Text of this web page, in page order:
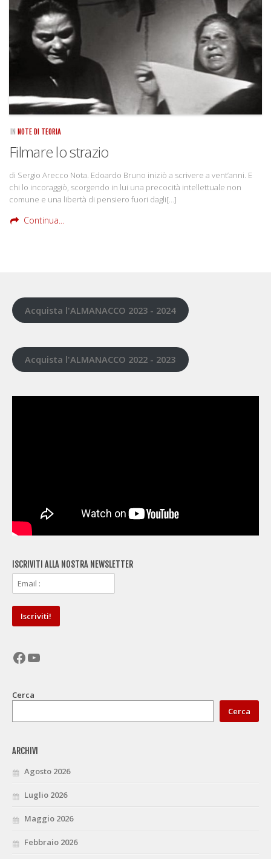
Copertine
Come eravamo
Mnemosyne
IN NOTE DI TEORIA
Filmare lo strazio
di Sergio Arecco Nota. Edoardo Bruno iniziò a scrivere a vent’anni. E
chi lo incoraggiò, scorgendo in lui una precocità intellettuale non
comune e una libertà di pensiero fuori dagli[…]
Continua...
Acquista l'ALMANACCO 2023 - 2024
Acquista l'ALMANACCO 2022 - 2023
ISCRIVITI ALLA NOSTRA NEWSLETTER
Facebook
YouTube
Cerca
Cerca
ARCHIVI
Agosto 2026
Luglio 2026
Maggio 2026
Febbraio 2026